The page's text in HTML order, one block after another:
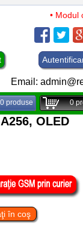
• Modul
Email:
produse 0
OLED
în coş